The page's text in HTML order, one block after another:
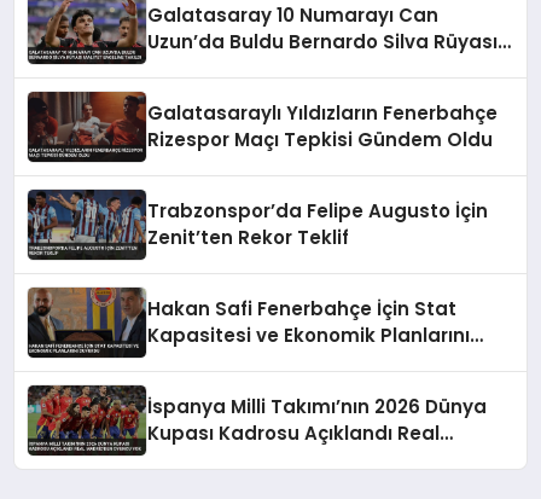
Galatasaray 10 Numarayı Can
Uzun’da Buldu Bernardo Silva Rüyası
Galatasaraylı Yıldızların Fenerbahçe
Rizespor Maçı Tepkisi Gündem Oldu
Trabzonspor’da Felipe Augusto İçin
Zenit’ten Rekor Teklif
Hakan Safi Fenerbahçe İçin Stat
Kapasitesi ve Ekonomik Planlarını
İspanya Milli Takımı’nın 2026 Dünya
Kupası Kadrosu Açıklandı Real